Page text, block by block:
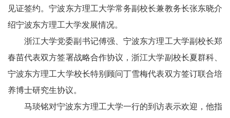
见证签约。宁波东方理工大学常务副校长兼教务长张东晓介
绍宁波东方理工大学发展情况。
浙江大学党委副书记傅强、宁波东方理工大学副校长郑
春苗代表双方签署战略合作协议，浙江大学副校长夏群科、
宁波东方理工大学校长特别顾问丁雪梅代表双方签订联合培
养博士研究生协议。
马琰铭对宁波东方理工大学一行的到访表示欢迎，他指